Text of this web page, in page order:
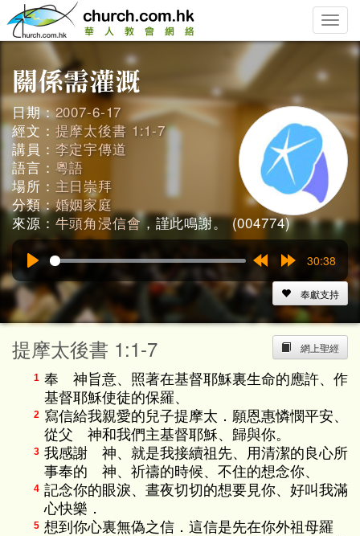
Toggle
日期：2007-6-17
經文： 提摩太後書 1:1-7
講員： 李定宇傳道
語言： 粵語
場所： 主日崇拜
分類：婚姻家庭
來源： 牛頭角浸信會，謹此鳴謝。 (004774)
RewindForward
15s
30:38
奉獻支持
網上聖經
提摩太後書 1:1-7
1 奉 神旨意、照著在基督耶穌裏生命的應許、作
基督耶穌使徒的保羅、
2 寫信給我親愛的兒子提摩太．願恩惠憐憫平安、
從父 神和我們主基督耶穌、歸與你。
3 我感謝 神、就是我接續祖先、用清潔的良心所
事奉的 神、祈禱的時候、不住的想念你、
4 記念你的眼淚、晝夜切切的想要見你、好叫我滿
心快樂．
5 想到你心裏無偽之信．這信是先在你外祖母羅